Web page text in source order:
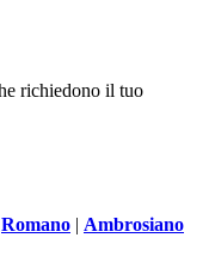
richiedono il tuo
Romano | Ambrosiano